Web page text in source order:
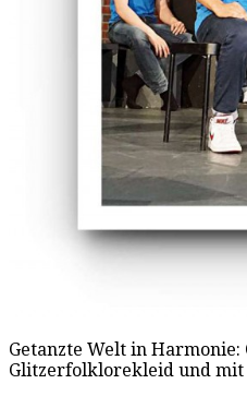
Getanzte Welt in
Glitzerfolklorekleid und mit